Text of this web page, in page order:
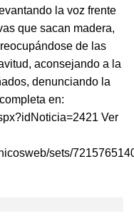
la voz frente
que sacan madera,
de las
aconsejando a la
denunciando la
en:
Ver
sets/